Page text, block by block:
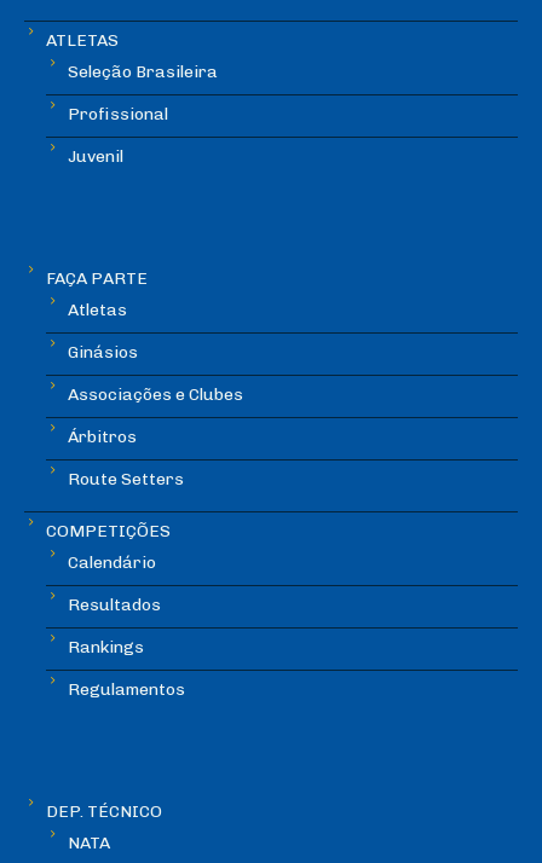
ATLETAS
Seleção Brasileira
Profissional
Juvenil
FAÇA PARTE
Atletas
Ginásios
Associações e Clubes
Árbitros
Route Setters
COMPETIÇÕES
Calendário
Resultados
Rankings
Regulamentos
DEP. TÉCNICO
NATA